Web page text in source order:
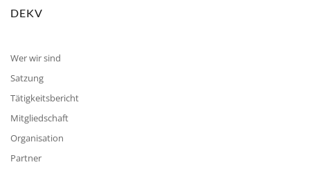
DEKV
Wer wir sind
Satzung
Tätigkeitsbericht
Mitgliedschaft
Organisation
Partner